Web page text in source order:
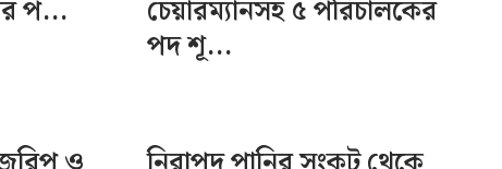
প...
চেয়ারম্যানসহ ৫ পরিচালকের
পদ শূ...